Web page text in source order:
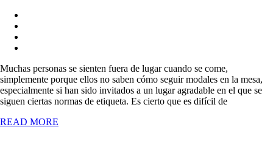
Muchas personas se sienten fuera de lugar cuando se come,
simplemente porque ellos no saben cómo seguir modales en la mesa,
especialmente si han sido invitados a un lugar agradable en el que se
siguen ciertas normas de etiqueta. Es cierto que es difícil de
READ MORE